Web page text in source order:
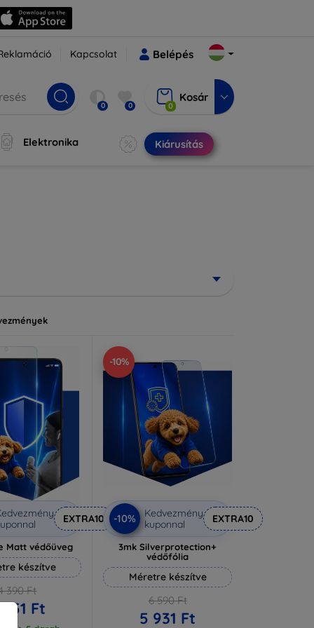
Kapcsolat Belépés
0 0 0
Kosár
Elektronika Kiárusítás
EXTRA10
Matt védőüveg
készítve
390 Ft
Ft
-10%
-10%
Kedvezmény
kuponnal
EXTRA10
3mk Silverprotection+
védőfólia
Méretre készítve
6 590 Ft
5 931 Ft